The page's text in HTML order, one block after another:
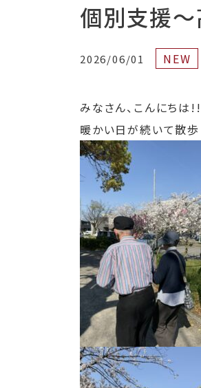
個別支援
2026/06/01 NEW
みなさん、こんにちは!!
暖かい日が続いて散